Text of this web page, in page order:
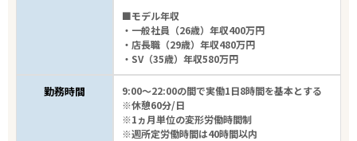
■モデル年収
・一般社員（26歳）年収400万円
・店長職（29歳）年収480万円
・SV（35歳）年収580万円
勤務時間
9:00～22:00の間で実働1日8時間を基本とする
※休憩60分/日
※1ヵ月単位の変形労働時間制
※週所定労働時間は40時間以内